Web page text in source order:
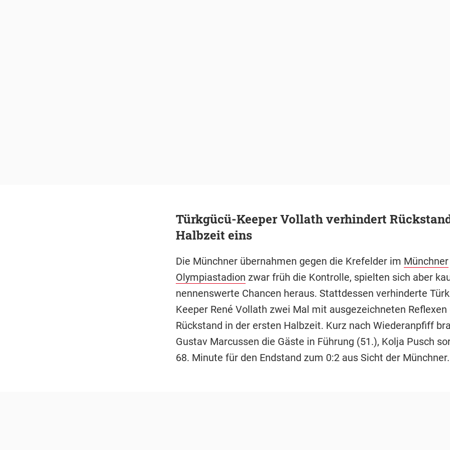
Türkgücü-Keeper Vollath verhindert
Halbzeit eins
Die Münchner übernahmen gegen die Krefelder im Münchner
Olympiastadion zwar früh die Kontrolle, spielten sich aber
nennenswerte Chancen heraus. Stattdessen verhinderte
Keeper René Vollath zwei Mal mit ausgezeichneten Reflexen
Rückstand in der ersten Halbzeit. Kurz nach Wiederanpfiff
Gustav Marcussen die Gäste in Führung (51.), Kolja Pusch
68. Minute für den Endstand zum 0:2 aus Sicht der Münchner.